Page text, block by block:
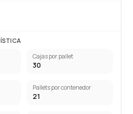
Cajas por pallet
30
Pallets por contenedor
21